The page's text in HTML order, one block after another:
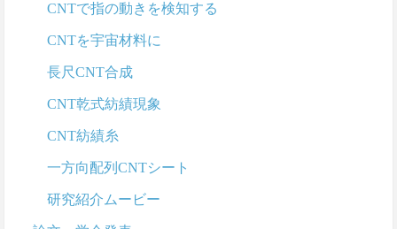
CNTで指の動きを検知する
CNTを宇宙材料に
長尺CNT合成
CNT乾式紡績現象
CNT紡績糸
一方向配列CNTシート
研究紹介ムービー